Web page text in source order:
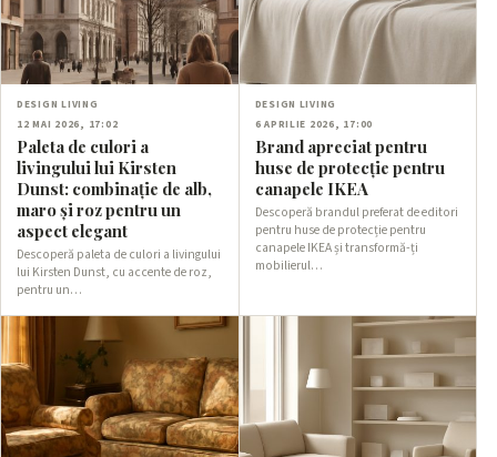
DESIGN LIVING
12 MAI 2026, 17:02
Paleta de culori a
livingului lui Kirsten
Dunst: combinație de alb,
maro și roz pentru un
aspect elegant
Descoperă paleta de culori a livingului
lui Kirsten Dunst, cu accente de roz,
pentru un…
DESIGN LIVING
6 APRILIE 2026, 17:00
Brand apreciat pentru
huse de protecție pentru
canapele IKEA
Descoperă brandul preferat de editori
pentru huse de protecție pentru
canapele IKEA și transformă-ți
mobilierul…